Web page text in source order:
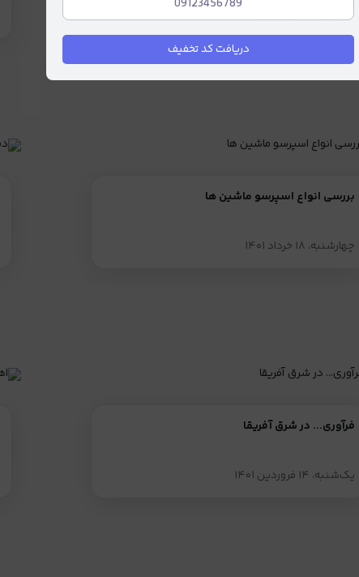
پنج‌شنبه، ۳۱ فروردین ۱۴۰۲
بررسی انواع اسپرسو ماشین ها
چهارشنبه، ۱۸ خرداد ۱۴۰۱
فرآوری... در شرق آفریقا
یک‌شنبه، ۱۴ فروردین ۱۴۰۱
دریافت کد تخفیف